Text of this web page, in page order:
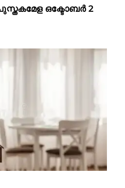
ഒക്ടോബർ 2